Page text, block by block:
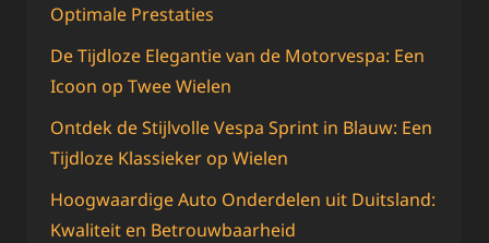
Optimale Prestaties
De Tijdloze Elegantie van de Motorvespa: Een
Icoon op Twee Wielen
Ontdek de Stijlvolle Vespa Sprint in Blauw: Een
Tijdloze Klassieker op Wielen
Hoogwaardige Auto Onderdelen uit Duitsland:
Kwaliteit en Betrouwbaarheid